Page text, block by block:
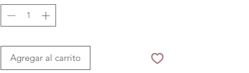
Agregar al carrito